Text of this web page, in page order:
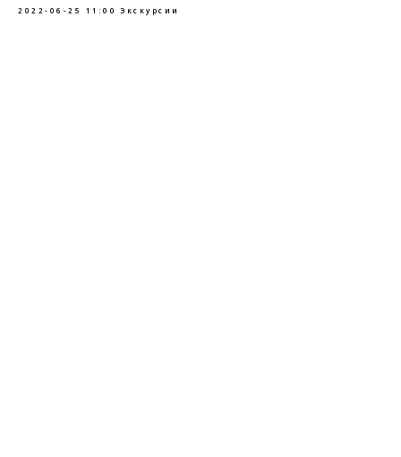
2022-06-25 11:00 Экскурсии